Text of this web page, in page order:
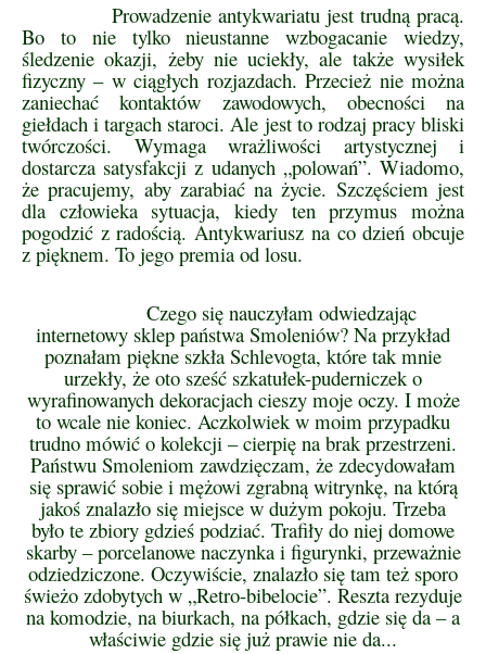
Prowadzenie antykwariatu jest trudną pracą.
Bo to nie tylko nieustanne wzbogacanie wiedzy,
śledzenie okazji, żeby nie uciekły, ale także wysiłek
fizyczny – w ciągłych rozjazdach. Przecież nie można
zaniechać kontaktów zawodowych, obecności na
giełdach i targach staroci. Ale jest to rodzaj pracy bliski
twórczości. Wymaga wrażliwości artystycznej i
dostarcza satysfakcji z udanych „polowań”. Wiadomo,
że pracujemy, aby zarabiać na życie. Szczęściem jest
dla człowieka sytuacja, kiedy ten przymus można
pogodzić z radością. Antykwariusz na co dzień obcuje
z pięknem. To jego premia od losu.
Czego się nauczyłam odwiedzając
internetowy sklep państwa Smoleniów? Na przykład
poznałam piękne szkła Schlevogta, które tak mnie
urzekły, że oto sześć szkatułek-puderniczek o
wyrafinowanych dekoracjach cieszy moje oczy. I może
to wcale nie koniec. Aczkolwiek w moim przypadku
trudno mówić o kolekcji – cierpię na brak przestrzeni.
Państwu Smoleniom zawdzięczam, że zdecydowałam
się sprawić sobie i mężowi zgrabną witrynkę, na którą
jakoś znalazło się miejsce w dużym pokoju. Trzeba
było te zbiory gdzieś podziać. Trafiły do niej domowe
skarby – porcelanowe naczynka i figurynki, przeważnie
odziedziczone. Oczywiście, znalazło się tam też sporo
świeżo zdobytych w „Retro-bibelocie”. Reszta rezyduje
na komodzie, na biurkach, na półkach, gdzie się da – a
właściwie gdzie się już prawie nie da...